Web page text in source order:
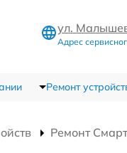
ул.
Адрес
Ремонт
Ремонт